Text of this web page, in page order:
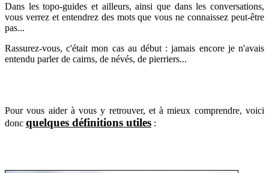
Dans les topo-guides et ailleurs, ainsi que dans les conversations,
vous verrez et entendrez des mots que vous ne connaissez peut-être
pas...
Rassurez-vous, c'était mon cas au début : jamais encore je n'avais
entendu parler de cairns, de névés, de pierriers...
Pour vous aider à vous y retrouver, et à mieux comprendre, voici
donc quelques définitions utiles :